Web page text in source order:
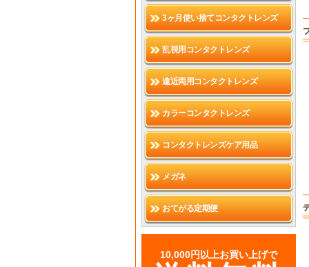
3ヶ月使い捨てコンタクトレンズ
乱視用コンタクトレンズ
遠近両用コンタクトレンズ
カラーコンタクトレンズ
コンタクトレンズケア用品
メガネ
おてがる定期便
10,000円以上お買い上げで